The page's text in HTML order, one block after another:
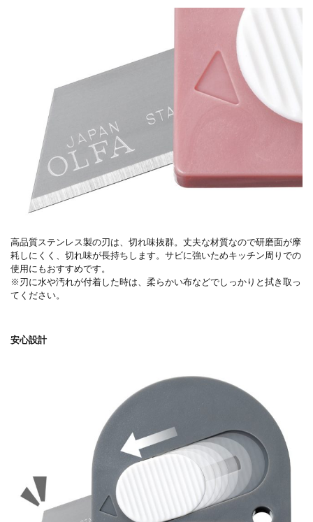
高品質ステンレス製の刃は、切れ味抜群。丈夫な材質なので研磨面が摩
耗しにくく、切れ味が長持ちします。サビに強いためキッチン周りでの
使用にもおすすめです。
※刃に水や汚れが付着した時は、柔らかい布などでしっかりと拭き取っ
てください。
安心設計